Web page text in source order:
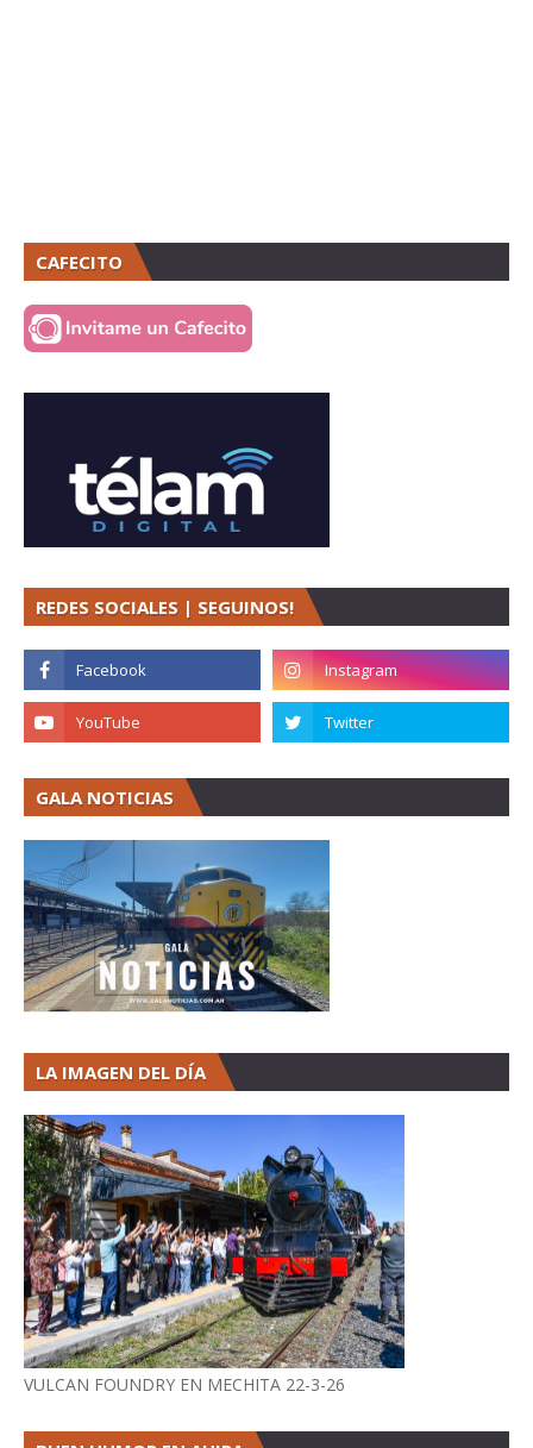
CAFECITO
REDES SOCIALES | SEGUINOS!
GALA NOTICIAS
LA IMAGEN DEL DÍA
VULCAN FOUNDRY EN MECHITA 22-3-26